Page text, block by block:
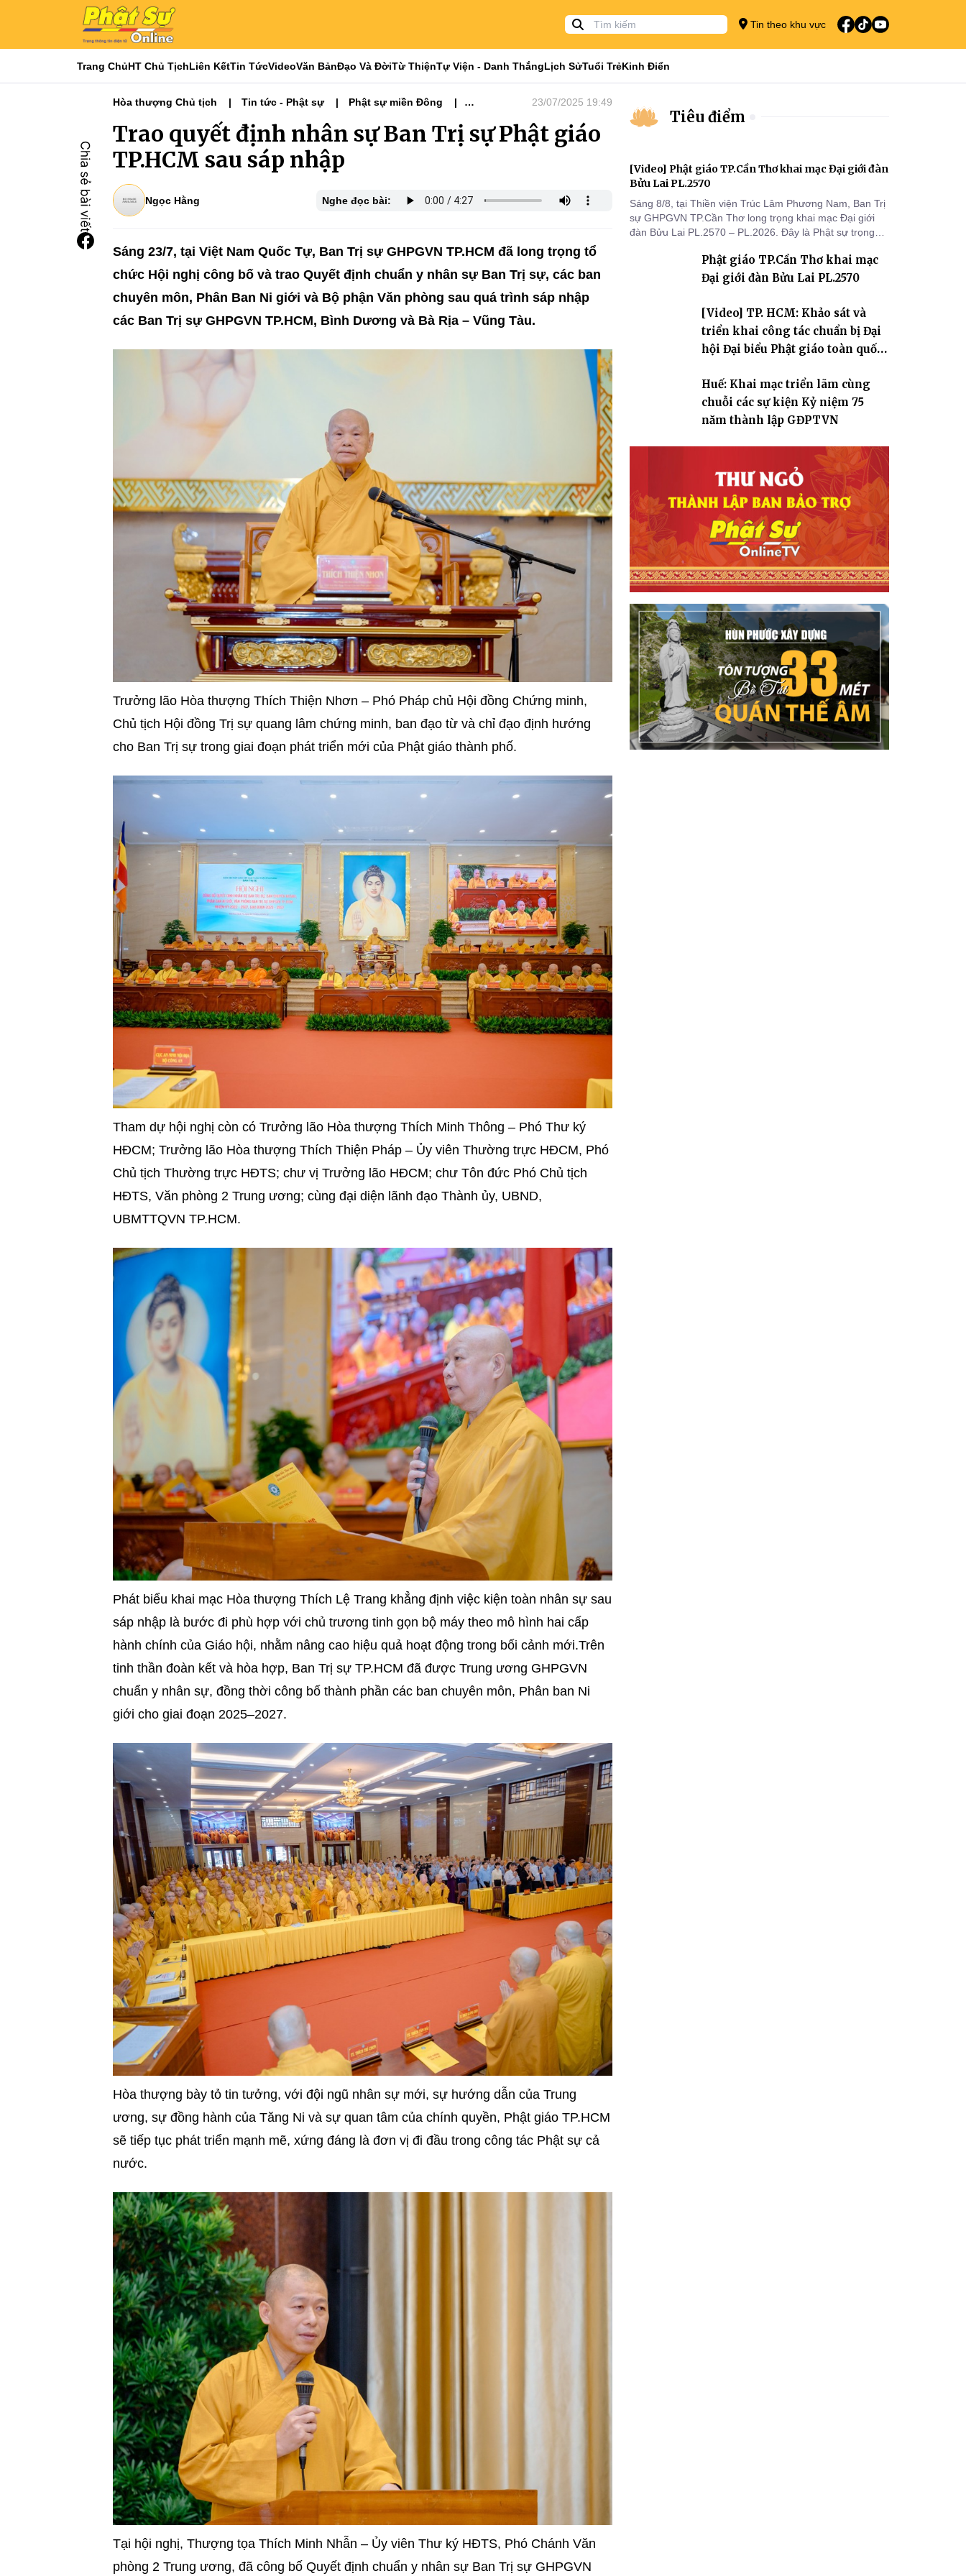
Tin theo khu vực
Trang ChủHT Chủ TịchLiên KếtTin TứcVideoVăn BảnĐạo Và ĐờiTừ ThiệnTự Viện - Danh ThắngLịch SửTuổi TrẻKinh Điển
Hòa thượng Chủ tịch Tin tức - Phật sự
Phật sự miền Đông
23/07/2025 19:49
Trao quyết định nhân sự Ban Trị sự Phật giáo
TP.HCM sau sáp nhập
Ngọc Hằng Nghe đọc bài:
Sáng 23/7, tại Việt Nam Quốc Tự, Ban Trị sự GHPGVN TP.HCM đã long trọng tổ
chức Hội nghị công bố và trao Quyết định chuẩn y nhân sự Ban Trị sự, các ban
chuyên môn, Phân Ban Ni giới và Bộ phận Văn phòng sau quá trình sáp nhập
các Ban Trị sự GHPGVN TP.HCM, Bình Dương và Bà Rịa – Vũng Tàu.
Trưởng lão Hòa thượng Thích Thiện Nhơn – Phó Pháp chủ Hội đồng Chứng minh,
Chủ tịch Hội đồng Trị sự quang lâm chứng minh, ban đạo từ và chỉ đạo định hướng
cho Ban Trị sự trong giai đoạn phát triển mới của Phật giáo thành phố.
Tham dự hội nghị còn có Trưởng lão Hòa thượng Thích Minh Thông – Phó Thư ký
HĐCM; Trưởng lão Hòa thượng Thích Thiện Pháp – Ủy viên Thường trực HĐCM, Phó
Chủ tịch Thường trực HĐTS; chư vị Trưởng lão HĐCM; chư Tôn đức Phó Chủ tịch
HĐTS, Văn phòng 2 Trung ương; cùng đại diện lãnh đạo Thành ủy, UBND,
UBMTTQVN TP.HCM.
Phát biểu khai mạc Hòa thượng Thích Lệ Trang khẳng định việc kiện toàn nhân sự sau
sáp nhập là bước đi phù hợp với chủ trương tinh gọn bộ máy theo mô hình hai cấp
hành chính của Giáo hội, nhằm nâng cao hiệu quả hoạt động trong bối cảnh mới.Trên
tinh thần đoàn kết và hòa hợp, Ban Trị sự TP.HCM đã được Trung ương GHPGVN
chuẩn y nhân sự, đồng thời công bố thành phần các ban chuyên môn, Phân ban Ni
giới cho giai đoạn 2025–2027.
Hòa thượng bày tỏ tin tưởng, với đội ngũ nhân sự mới, sự hướng dẫn của Trung
ương, sự đồng hành của Tăng Ni và sự quan tâm của chính quyền, Phật giáo TP.HCM
sẽ tiếp tục phát triển mạnh mẽ, xứng đáng là đơn vị đi đầu trong công tác Phật sự cả
nước.
Tại hội nghị, Thượng tọa Thích Minh Nhẫn – Ủy viên Thư ký HĐTS, Phó Chánh Văn
phòng 2 Trung ương, đã công bố Quyết định chuẩn y nhân sự Ban Trị sự GHPGVN
Tiêu điểm
[Video] Phật giáo TP.Cần Thơ khai mạc Đại giới đàn
Bửu Lai PL.2570
Sáng 8/8, tại Thiền viện Trúc Lâm Phương Nam, Ban Trị
sự GHPGVN TP.Cần Thơ long trọng khai mạc Đại giới
đàn Bửu Lai PL.2570 – PL.2026. Đây là Phật sự trọng
của Đại hội Phật giáo thành phố lần thứ I, thể hiện sự
quan tâm đối với công tác truyền giới, đào tạo Tăng tài
Phật giáo TP.Cần Thơ khai mạc
Đại giới đàn Bửu Lai PL.2570
[Video] TP. HCM: Khảo sát và
triển khai công tác chuẩn bị Đại
hội Đại biểu Phật giáo toàn quốc
Huế: Khai mạc triển lãm cùng
chuỗi các sự kiện Kỷ niệm 75
năm thành lập GĐPTVN